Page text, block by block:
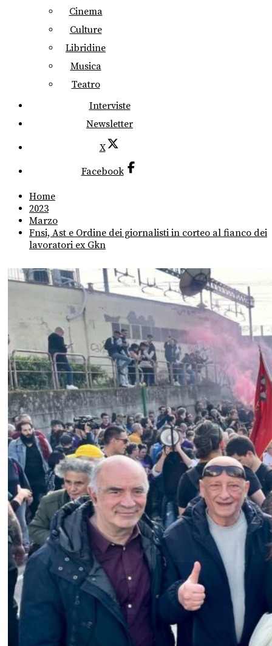
Cinema
Culture
Libridine
Musica
Teatro
Interviste
Newsletter
X
Facebook
Home
2023
Marzo
Fnsi, Ast e Ordine dei giornalisti in corteo al fianco dei
lavoratori ex Gkn